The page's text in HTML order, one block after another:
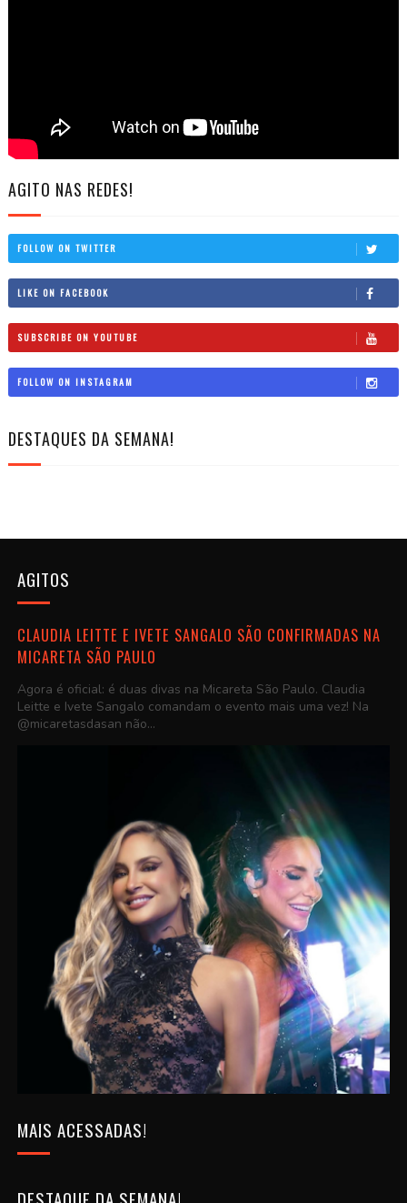
AGITO NAS REDES!
FOLLOW ON TWITTER
LIKE ON FACEBOOK
SUBSCRIBE ON YOUTUBE
FOLLOW ON INSTAGRAM
DESTAQUES DA SEMANA!
AGITOS
CLAUDIA LEITTE E IVETE SANGALO SÃO CONFIRMADAS NA
MICARETA SÃO PAULO
Agora é oficial: é duas divas na Micareta São Paulo. Claudia
Leitte e Ivete Sangalo comandam o evento mais uma vez! Na
@micaretasdasan não...
MAIS ACESSADAS!